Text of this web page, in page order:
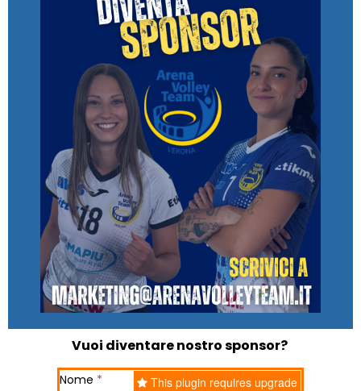
Vuoi diventare nostro sponsor?
This plugin requires upgrade
Nome *